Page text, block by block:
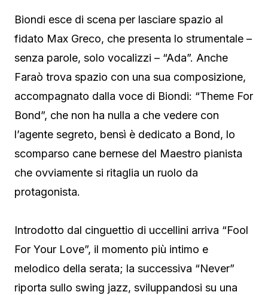
Biondi esce di scena per lasciare spazio al
fidato Max Greco, che presenta lo strumentale –
senza parole, solo vocalizzi – “Ada”. Anche
Faraò trova spazio con una sua composizione,
accompagnato dalla voce di Biondi: “Theme For
Bond”, che non ha nulla a che vedere con
l’agente segreto, bensì è dedicato a Bond, lo
scomparso cane bernese del Maestro pianista
che ovviamente si ritaglia un ruolo da
protagonista.
Introdotto dal cinguettio di uccellini arriva “Fool
For Your Love”, il momento più intimo e
melodico della serata; la successiva “Never”
riporta sullo swing jazz, sviluppandosi su una